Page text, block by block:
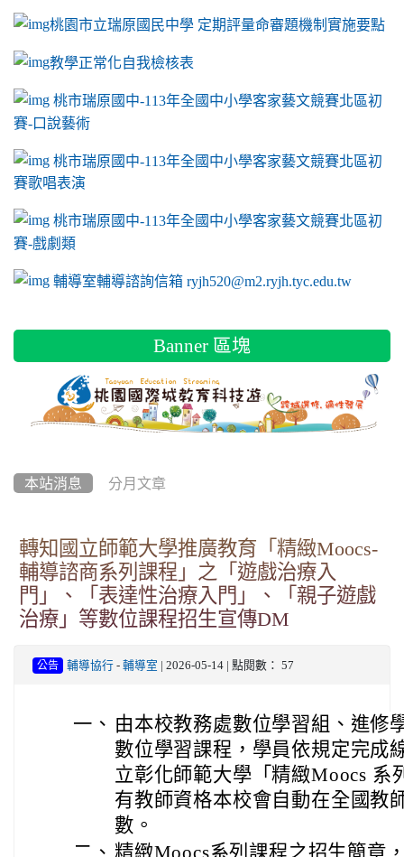
link to https://sites.google.com/a/m2.ryjh.tyc.edu.tw/ryjh011/
桃園市立瑞原國民中學 定期評量命審題機制實施要點
link to https://sites.google.com/a/m2.ryjh.tyc.edu.tw/
教學正常化自我檢核表
link to mailto:ryjh520@m2.ryjh.tyc.edu.tw
link to mailto:ryjh520@m2.ryjh.tyc.edu.tw
ink to mailto:ryjh520@m2.ryjh.tyc.edu.tw
link to mailto:ryjh520@m2.ryjh.tyc.edu.tw
link to mailto:ryjh520@m2.ryjh.tyc.edu.tw
ink to mailto:ryjh520@m2.ryjh.tyc.edu.tw
ink to mailto:ryjh520@m2.ryjh.tyc.edu.tw
link to https://sites.google.com/a/m2.ryjh.tyc.edu.tw/ryjh011/
ink to mailto:ryjh520@m2.ryjh.tyc.edu.tw
link to https://tyc.entry.edu.tw/NoExamImitate_TL/
桃市瑞原國中-113年全國中小學客家藝文競賽北區初
賽-口說藝術
link to https://tyc.entry.edu.tw/NoExamImitate_TL/
桃市瑞原國中-113年全國中小學客家藝文競賽北區初
賽歌唱表演
link to https://tyc.entry.edu.tw/NoExamImitate_TL/
桃市瑞原國中-113年全國中小學客家藝文競賽北區初
賽-戲劇類
link to https://tyc.entry.edu.tw/NoExamImitate_TL/
輔導室輔導諮詢信箱 ryjh520@m2.ryjh.tyc.edu.tw
Banner 區塊
本站消息 分月文章
轉知國立師範大學推廣教育「精緻Moocs-
輔導諮商系列課程」之「遊戲治療入
門」、「表達性治療入門」、「親子遊戲
治療」等數位課程招生宣傳DM
公告 輔導協行- 輔導室 | 2026-05-14 | 點閱數： 57
一、 由本校教務處數位學習組、進修
數位學習課程，學員依規定完成
立彰化師範大學「精緻Moocs 系
有教師資格本校會自動在全國教
數。